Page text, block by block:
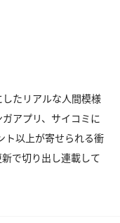
たリアルな人間模様
アプリ、サイコミに
ト以上が寄せられる衝
で切り出し連載して